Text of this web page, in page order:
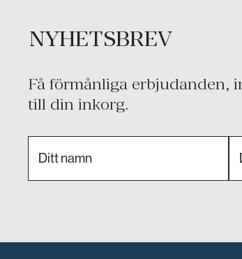
NYHETSBREV
Få förmånliga erbjudanden,
till din inkorg.